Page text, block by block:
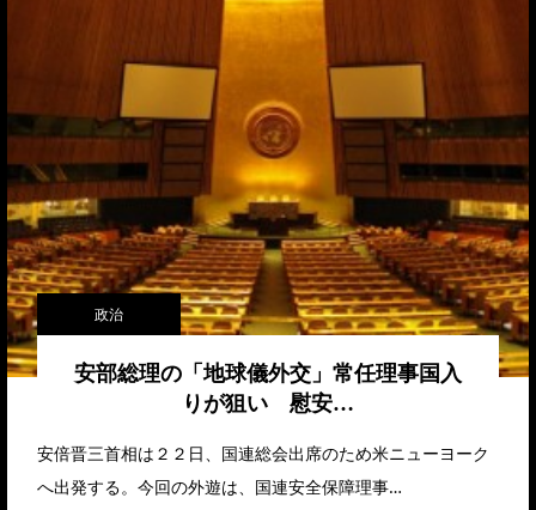
政治
安部総理の「地球儀外交」常任理事国入
りが狙い 慰安…
安倍晋三首相は２２日、国連総会出席のため米ニューヨーク
へ出発する。今回の外遊は、国連安全保障理事…